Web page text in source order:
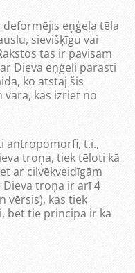
eņģeļa tēla
sievišķīgu vai
tas ir pavisam
Dieva eņģeli parasti
ko atstāj šis
vara, kas izriet no
antropomorfi, t.i.,
troņa, tiek tēloti kā
ar cilvēkveidīgām
Dieva troņa ir arī 4
vērsis), kas tiek
bet tie principā ir kā